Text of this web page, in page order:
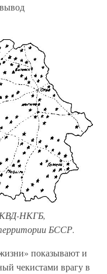
НКГБ,
БССР.
показывают и
чекистами врагу в